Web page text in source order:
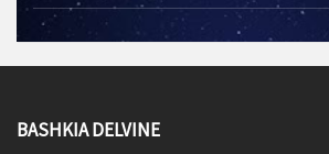
BASHKIA DELVINE